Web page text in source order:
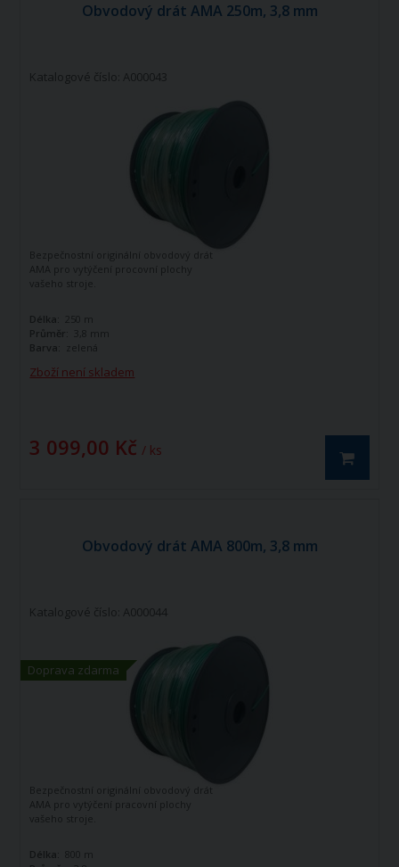
Obvodový drát AMA 250m, 3,8 mm
Katalogové číslo: A000043
Zboží není skladem
3 099,00 Kč / ks
Bezpečnostní originální obvodový drát
AMA pro vytýčení procovní plochy
vašeho stroje.
Délka:
250 m
Průměr:
3,8 mm
Barva: zelená
Obvodový drát AMA 800m, 3,8 mm
Doprava zdarma
Katalogové číslo: A000044
Bezpečnostní originální obvodový drát
AMA pro vytýčení pracovní plochy
vašeho stroje.
Délka:
800 m